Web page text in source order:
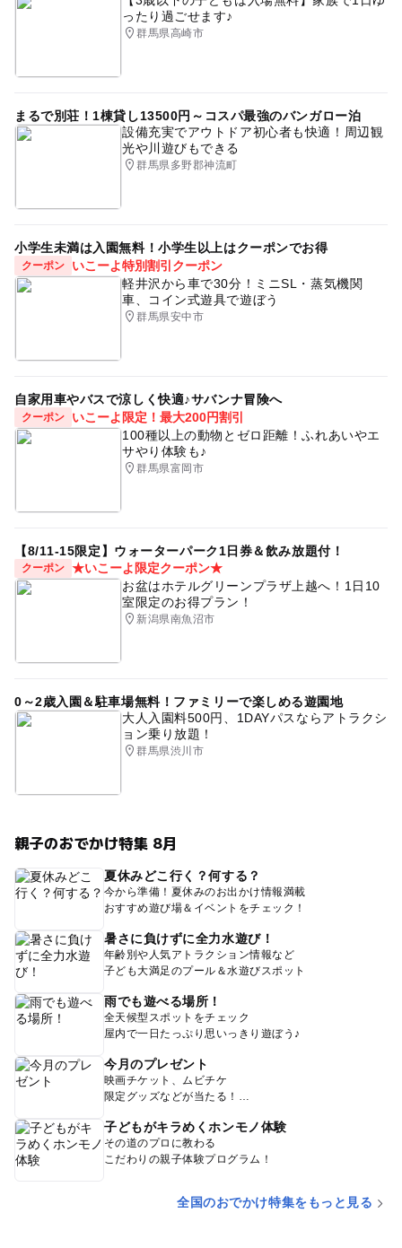
ったり過ごせます♪
群馬県高崎市
まるで別荘！1棟貸し13500円～コスパ最強のバンガロー泊
設備充実でアウトドア初心者も快適！周辺観
光や川遊びもできる
群馬県多野郡神流町
小学生未満は入園無料！小学生以上はクーポンでお得
クーポン
いこーよ特別割引クーポン
軽井沢から車で30分！ミニSL・蒸気機関
車、コイン式遊具で遊ぼう
群馬県安中市
自家用車やバスで涼しく快適♪サバンナ冒険へ
クーポン
いこーよ限定！最大200円割引
100種以上の動物とゼロ距離！ふれあいやエ
サやり体験も♪
群馬県富岡市
【8/11-15限定】ウォーターパーク1日券＆飲み放題付！
クーポン ★いこーよ限定クーポン★
お盆はホテルグリーンプラザ上越へ！1日10
室限定のお得プラン！
新潟県南魚沼市
0～2歳入園＆駐車場無料！ファミリーで楽しめる遊園地
大人入園料500円、1DAYパスならアトラクシ
ョン乗り放題！
群馬県渋川市
親子のおでかけ特集 8月
夏休みどこ行く？何する？
今から準備！夏休みのお出かけ情報満載
おすすめ遊び場＆イベントをチェック！
暑さに負けずに全力水遊び！
年齢別や人気アトラクション情報など
子ども大満足のプール＆水遊びスポット
雨でも遊べる場所！
全天候型スポットをチェック
屋内で一日たっぷり思いっきり遊ぼう♪
今月のプレゼント
映画チケット、ムビチケ
限定グッズなどが当たる！
子どもがキラめくホンモノ体験
その道のプロに教わる
こだわりの親子体験プログラム！
全国のおでかけ特集をもっと見る